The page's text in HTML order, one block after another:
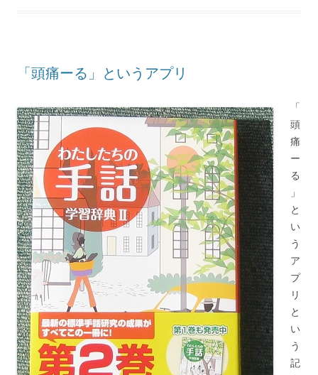
「頭痛ーる」というアプリ
「
頭
痛
ー
る
」
と
い
う
ア
プ
リ
と
い
う
記